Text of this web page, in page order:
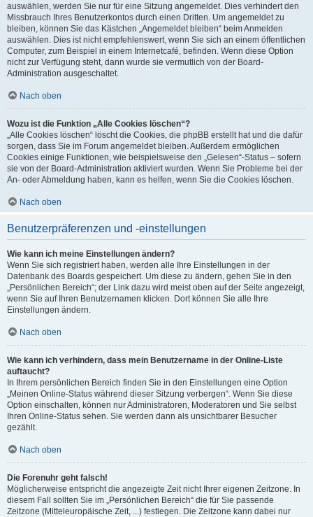
auswählen, werden Sie nur für eine Sitzung angemeldet. Dies verhindert den
Missbrauch Ihres Benutzerkontos durch einen Dritten. Um angemeldet zu
bleiben, können Sie das Kästchen „Angemeldet bleiben“ beim Anmelden
auswählen. Dies ist nicht empfehlenswert, wenn Sie sich an einem öffentlichen
Computer, zum Beispiel in einem Internetcafé, befinden. Wenn diese Option
nicht zur Verfügung steht, dann wurde sie vermutlich von der Board-
Administration ausgeschaltet.
Nach oben
Wozu ist die Funktion „Alle Cookies löschen“?
„Alle Cookies löschen“ löscht die Cookies, die phpBB erstellt hat und die dafür
sorgen, dass Sie im Forum angemeldet bleiben. Außerdem ermöglichen
Cookies einige Funktionen, wie beispielsweise den „Gelesen“-Status – sofern
sie von der Board-Administration aktiviert wurden. Wenn Sie Probleme bei der
An- oder Abmeldung haben, kann es helfen, wenn Sie die Cookies löschen.
Nach oben
Benutzerpräferenzen und -einstellungen
Wie kann ich meine Einstellungen ändern?
Wenn Sie sich registriert haben, werden alle Ihre Einstellungen in der
Datenbank des Boards gespeichert. Um diese zu ändern, gehen Sie in den
„Persönlichen Bereich“; der Link dazu wird meist oben auf der Seite angezeigt,
wenn Sie auf Ihren Benutzernamen klicken. Dort können Sie alle Ihre
Einstellungen ändern.
Nach oben
Wie kann ich verhindern, dass mein Benutzername in der Online-Liste
auftaucht?
In Ihrem persönlichen Bereich finden Sie in den Einstellungen eine Option
„Meinen Online-Status während dieser Sitzung verbergen“. Wenn Sie diese
Option einschalten, können nur Administratoren, Moderatoren und Sie selbst
Ihren Online-Status sehen. Sie werden dann als unsichtbarer Besucher
gezählt.
Nach oben
Die Forenuhr geht falsch!
Möglicherweise entspricht die angezeigte Zeit nicht Ihrer eigenen Zeitzone. In
diesem Fall sollten Sie im „Persönlichen Bereich“ die für Sie passende
Zeitzone (Mitteleuropäische Zeit, ...) festlegen. Die Zeitzone kann dabei nur